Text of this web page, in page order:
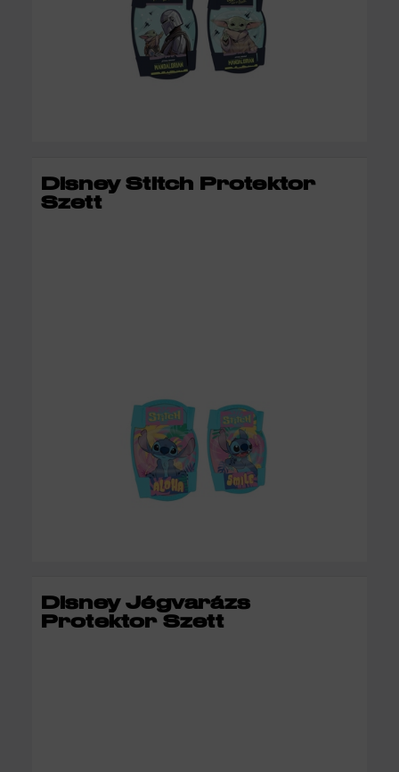
KOSÁRBA
Disney Stitch Protektor
Szett
Disney Jégvarázs
Protektor Szett